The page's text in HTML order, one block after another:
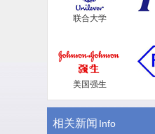
联合大学
美国强生
相关新闻 Info